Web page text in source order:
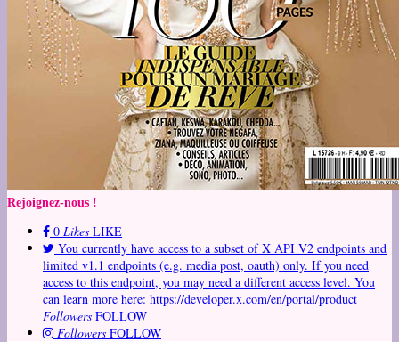
Rejoignez-nous !
0 Likes LIKE
You currently have access to a subset of X API V2 endpoints and
limited v1.1 endpoints (e.g. media post, oauth) only. If you need
access to this endpoint, you may need a different access level. You
can learn more here: https://developer.x.com/en/portal/product
Followers FOLLOW
Followers FOLLOW